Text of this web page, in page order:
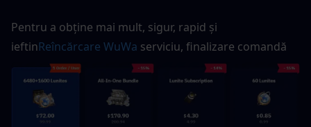
Pentru a obține mai mult, sigur, rapid și
ieftinReîncărcare WuWa serviciu, finalizare comandă